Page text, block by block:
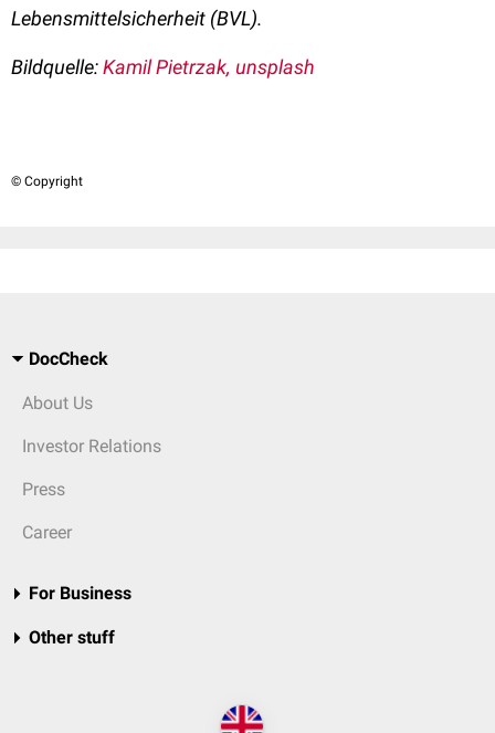
Lebensmittelsicherheit (BVL).
Bildquelle:Kamil Pietrzak, unsplash
© Copyright
DocCheck
About Us
Investor Relations
Press
Career
For Business
Other stuff